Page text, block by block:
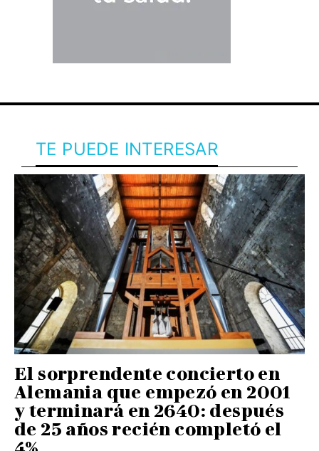
TE PUEDE INTERESAR
El sorprendente concierto en
Alemania que empezó en 2001
y terminará en 2640: después
de 25 años recién completó el